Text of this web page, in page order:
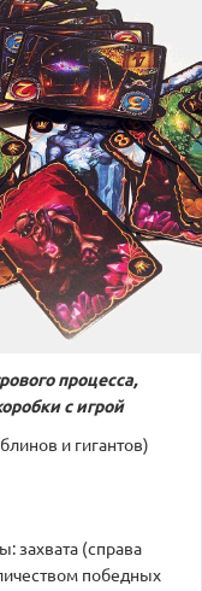
процесса,
с игрой
и гигантов)
захвата (справа
победных